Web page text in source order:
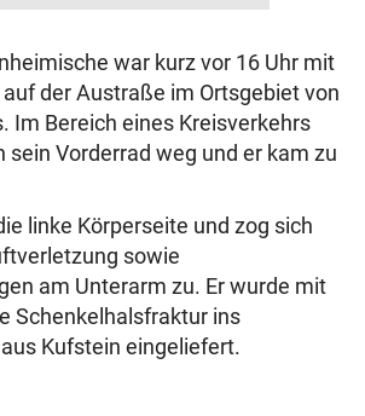
war kurz vor 16 Uhr mit
der Austraße im Ortsgebiet von
Im Bereich eines Kreisverkehrs
sein Vorderrad weg und er kam zu
linke Körperseite und zog sich
sowie
am Unterarm zu. Er wurde mit
Schenkelhalsfraktur ins
Kufstein eingeliefert.